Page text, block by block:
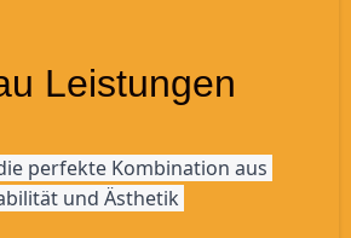
Leistungen
perfekte Kombination aus
und Ästhetik